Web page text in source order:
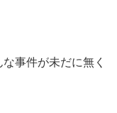
事件が未だに無く